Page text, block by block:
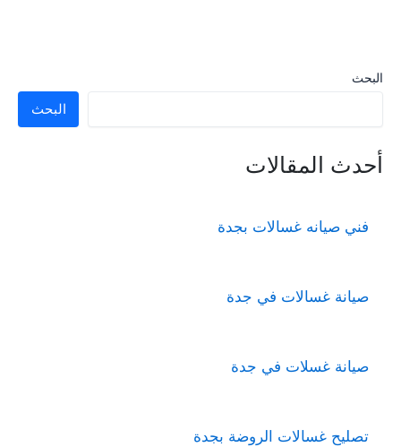
البحث
البحث
أحدث المقالات
فني صيانه غسالات بجدة
صيانة غسالات في جدة
صيانة غسلات في جدة
تصليح غسالات الروضة بجدة